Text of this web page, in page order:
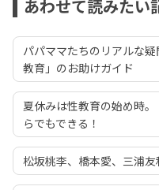
あわせて読みたい
パパママたちのリアルな
教育」のお助けガイド
夏休みは性教育の始め時
らでもできる！
松坂桃李、橋本愛、三浦